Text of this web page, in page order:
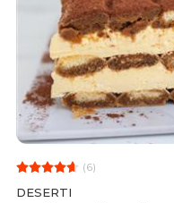
(6)
DESERTI